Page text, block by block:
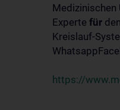
Medizinischen
Experte für
Kreislauf-
https://